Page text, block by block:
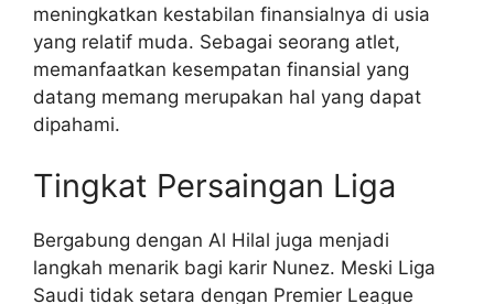
meningkatkan kestabilan finansialnya di usia
yang relatif muda. Sebagai seorang atlet,
memanfaatkan kesempatan finansial yang
datang memang merupakan hal yang dapat
dipahami.
Tingkat Persaingan Liga
Bergabung dengan Al Hilal juga menjadi
langkah menarik bagi karir Nunez. Meski Liga
Saudi tidak setara dengan Premier League